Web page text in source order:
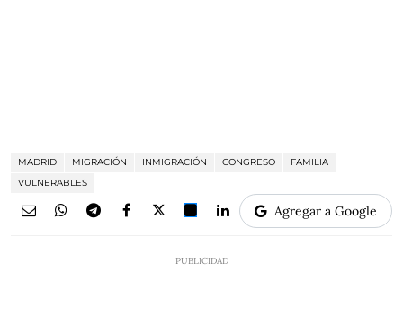
MADRID MIGRACIÓN INMIGRACIÓN CONGRESO
FAMILIA
VULNERABLES
Agregar a Google